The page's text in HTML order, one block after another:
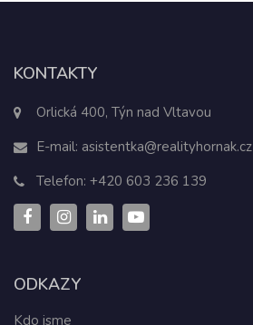
KONTAKTY
Orlická 400, Týn nad Vltavou
E-mail: asistentka@realityhornak.cz
Telefon: +420 603 236 139
ODKAZY
Kdo jsme